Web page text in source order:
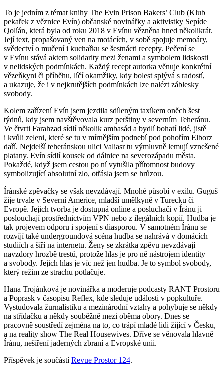
To je jedním z témat knihy The Evin Prison Bakers’ Club (Klub
pekařek z věznice Evín) občanské novinářky a aktivistky Sepíde
Qolíán, která byla od roku 2018 v Evínu vězněna hned několikrát.
Její text, propašovaný ven na motácích, v sobě spojuje memoáry,
svědectví o mučení i kuchařku se šestnácti recepty. Pečení se
v Evínu stává aktem solidarity mezi ženami a symbolem lidskosti
v nelidských podmínkách. Každý recept autorka věnuje konkrétní
vězeňkyni či příběhu, líčí okamžiky, kdy bolest splývá s radostí,
a ukazuje, že i v nejkrutějších podmínkách lze nalézt záblesky
svobody.
Kolem zařízení Evín jsem jezdila sdíleným taxíkem oněch šest
týdnů, kdy jsem navštěvovala kurz perštiny v severním Teheránu.
Ve čtvrti Farahzad sídlí několik ambasád a bydlí bohatí lidé, jistě
i kvůli zeleni, které se tu v mírnějším podnebí pod pohořím Elborz
daří. Nejdelší teheránskou ulici Valiasr tu výmluvně lemují vznešené
platany. Evín sídlí kousek od dálnice na severozápadu města.
Pokaždé, když jsem cestou po ní vytušila přítomnost budovy
symbolizující absolutní zlo, otřásla jsem se hrůzou.
Íránské zpěvačky se však nevzdávají. Mnohé působí v exilu. Guguš
žije trvale v Severní Americe, mladší umělkyně v Turecku či
Evropě. Jejich tvorba je dostupná online a posluchači v Íránu ji
poslouchají prostřednictvím VPN nebo z ilegálních kopií. Hudba je
tak projevem odporu i spojení s diasporou. V samotném Íránu se
rozvíjí také undergroundová scéna hudba se nahrává v domácích
studiích a šíří na internetu. Ženy se zkrátka zpěvu nevzdávají
navzdory hrozbě trestů, protože hlas je pro ně nástrojem identity
a svobody. Jejich hlas je víc než jen hudba. Je to symbol svobody,
který režim ze strachu potlačuje.
Hana Trojánková je novinářka a moderuje podcasty RANT Prostoru
a Poprask v časopisu Reflex, kde sleduje události v popkultuře.
Vystudovala žurnalistiku a mezinárodní vztahy a pohybuje se někdy
na střídačku a někdy souběžně mezi oběma obory. Dnes se
pracovně soustředí zejména na to, co trápí mladé lidi žijící v Česku,
a na reality show The Real Housewives. Dříve se věnovala hlavně
Íránu, nešíření jaderných zbraní a Evropské unii.
Příspěvek je součástíRevue Prostor 124.